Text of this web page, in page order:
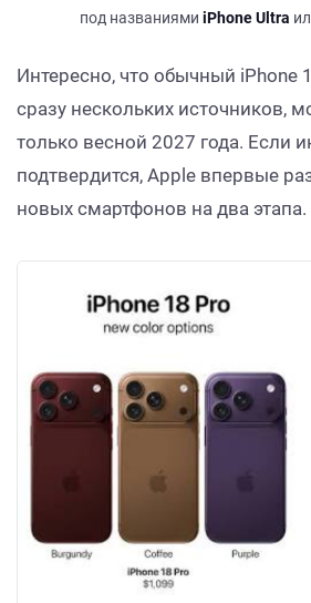
под названиями iPhone Ultra
Интересно, что обычный iPhone
сразу нескольких источников,
только весной 2027 года. Если
подтвердится, Apple впервые
новых смартфонов на два этапа.